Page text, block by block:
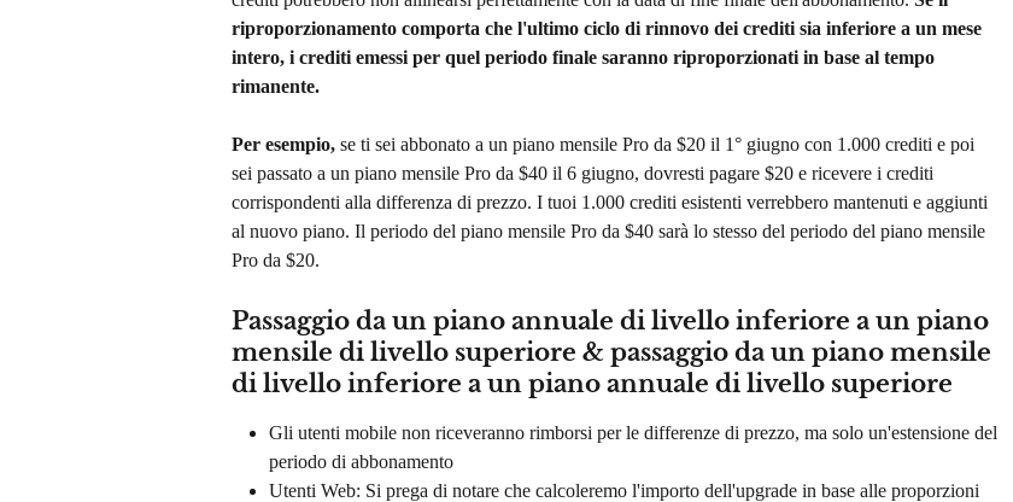
riproporzionamento comporta che l'ultimo ciclo di rinnovo dei crediti sia inferiore a un mese
intero, i crediti emessi per quel periodo finale saranno riproporzionati in base al tempo
rimanente.
Per esempio, se ti sei abbonato a un piano mensile Pro da $20 il 1° giugno con 1.000 crediti e poi
sei passato a un piano mensile Pro da $40 il 6 giugno, dovresti pagare $20 e ricevere i crediti
corrispondenti alla differenza di prezzo. I tuoi 1.000 crediti esistenti verrebbero mantenuti e aggiunti
al nuovo piano. Il periodo del piano mensile Pro da $40 sarà lo stesso del periodo del piano mensile
Pro da $20.
Passaggio da un piano annuale di livello inferiore a un piano
mensile di livello superiore & passaggio da un piano mensile
di livello inferiore a un piano annuale di livello superiore
Gli utenti mobile non riceveranno rimborsi per le differenze di prezzo, ma solo un'estensione del
periodo di abbonamento
Utenti Web: Si prega di notare che calcoleremo l'importo dell'upgrade in base alle proporzioni